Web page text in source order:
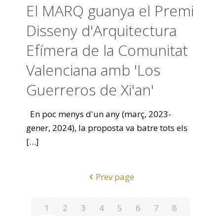
El MARQ guanya el Premi
Disseny d'Arquitectura
Efímera de la Comunitat
Valenciana amb 'Los
Guerreros de Xi'an'
En poc menys d'un any (març, 2023-
gener, 2024), la proposta va batre tots els
[…]
Prev page
1 2 3 4 5 6 7
8